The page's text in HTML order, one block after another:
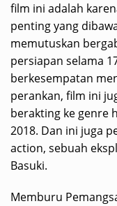
film ini adalah
penting yang
memutuskan
persiapan selama
berkesempatan
perankan, film ini
berakting ke genre
2018. Dan ini juga
action, sebuah
Basuki.
Memburu